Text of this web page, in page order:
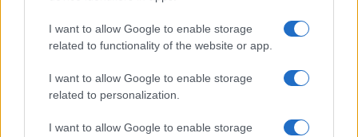
I want to allow Google to enable storage
related to functionality of the website or app.
I want to allow Google to enable storage
related to personalization.
I want to allow Google to enable storage
Hajas Tibor fotóakció-tablóiból, aHúsfestmény
ből is egy
párat, amelyek a Ludwig Múzeum koordinálásban 2017-ben
voltak kint a biennálén. Hosszú évtizedek után ez volt az
első eset, hogy újra szerepelt magyar művész a